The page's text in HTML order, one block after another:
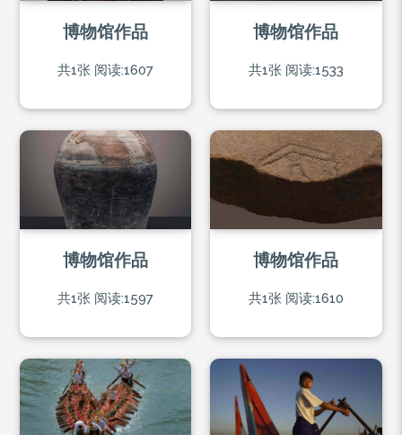
博物馆作品
共1张 阅读:1607
博物馆作品
共1张 阅读:1533
博物馆作品
共1张 阅读:1597
博物馆作品
共1张 阅读:1610